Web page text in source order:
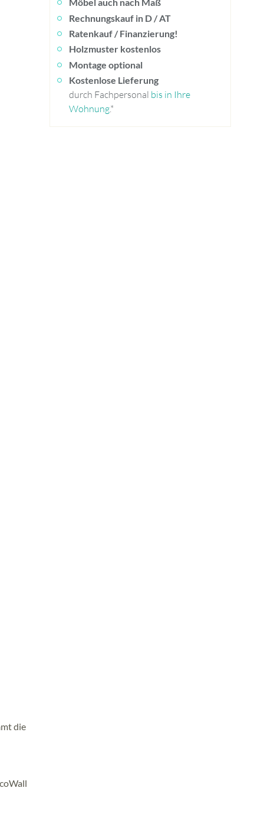
die
Rechnungskauf in D / AT
Ratenkauf / Finanzierung!
Holzmuster kostenlos
Montage optional
Kostenlose Lieferung
durch Fachpersonal bis in Ihre
Wohnung.*